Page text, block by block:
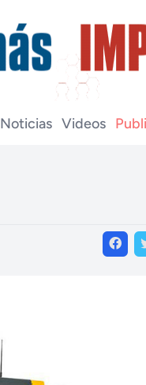
Noticias Videos